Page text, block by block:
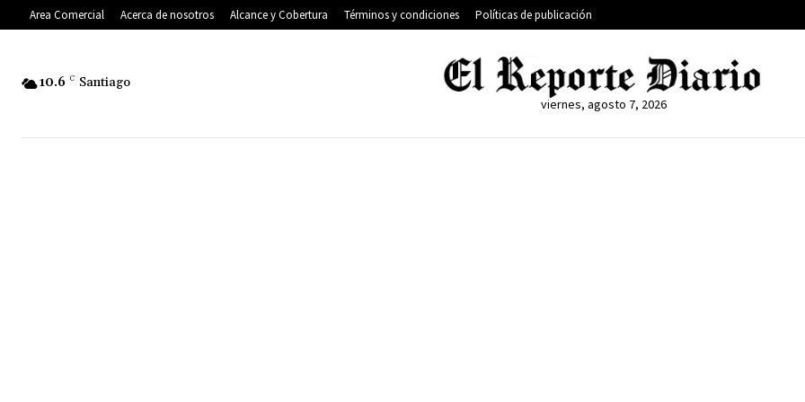
Area Comercial Acerca de nosotros Alcance y Cobertura Términos y condiciones Políticas de publicación
10.6 C Santiago
viernes, agosto 7, 2026